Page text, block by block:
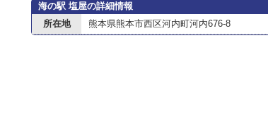
海の駅 塩屋の詳細情報
所在地
熊本県熊本市西区河内町河内676-8